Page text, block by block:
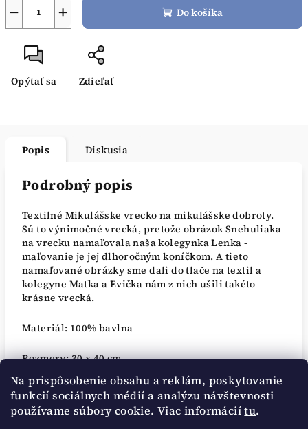
Na prispôsobenie obsahu a reklám, poskytovanie
funkcií sociálnych médií a analýzu návštevnosti
používame súbory cookie. Viac informáciítu.
+
− Do košíka
Opýtať sa Zdieľať
Popis Diskusia
Podrobný popis
Textilné Mikulášske vrecko na mikulášske dobroty.
Sú to výnimočné vrecká, pretože obrázok Snehuliaka
na vrecku namaľovala naša kolegynka Lenka -
maľovanie je jej dlhoročným koníčkom. A tieto
namaľované obrázky sme dali do tlače na textil a
kolegyne Maťka a Evička nám z nich ušili takéto
krásne vrecká.
Materiál: 100% bavlna
Rozmery: 30 x 40 cm
Údržba: prať na 40°C, žehliť na 100°C